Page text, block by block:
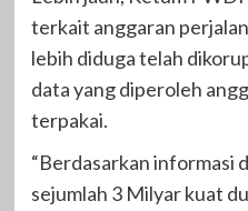
terkait anggaran
lebih diduga telah
data yang diperoleh
terpakai.
“Berdasarkan informasi
sejumlah 3 Milyar kuat